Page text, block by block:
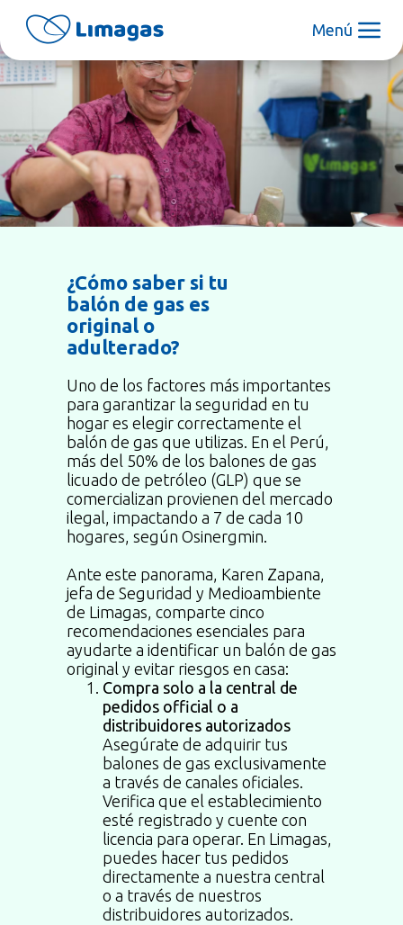
Menú
¿Cómo saber si tu
balón de gas es
original o
adulterado?
Uno de los factores más importantes
para garantizar la seguridad en tu
hogar es elegir correctamente el
balón de gas que utilizas. En el Perú,
más del 50% de los balones de gas
licuado de petróleo (GLP) que se
comercializan provienen del mercado
ilegal, impactando a 7 de cada 10
hogares, según Osinergmin.
Ante este panorama, Karen Zapana,
jefa de Seguridad y Medioambiente
de Limagas, comparte cinco
recomendaciones esenciales para
ayudarte a identificar un balón de gas
original y evitar riesgos en casa:
Compra solo a la central de
pedidos official o a
distribuidores autorizados
Asegúrate de adquirir tus
balones de gas exclusivamente
a través de canales oficiales.
Verifica que el establecimiento
esté registrado y cuente con
licencia para operar. En Limagas,
puedes hacer tus pedidos
directamente a nuestra central
o a través de nuestros
distribuidores autorizados.